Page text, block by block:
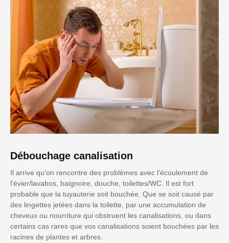
Débouchage canalisation
Il arrive qu'on rencontre des problèmes avec l’écoulement de
l’évier/lavabos, baignoire, douche, toilettes/WC. Il est fort
probable que la tuyauterie soit bouchée. Que se soit causé par
des lingettes jetées dans la toilette, par une accumulation de
cheveux ou nourriture qui obstruent les canalisations, ou dans
certains cas rares que vos canalisations soient bouchées par les
racines de plantes et arbres.